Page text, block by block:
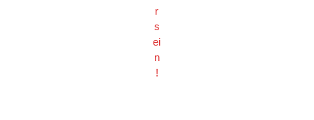
r
s
ei
n
!